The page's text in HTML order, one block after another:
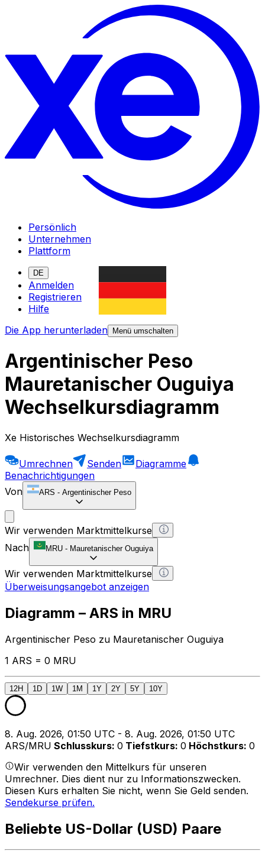
Persönlich
Unternehmen
Plattform
DE
Anmelden
Registrieren
Hilfe
Die App herunterladen
Menü umschalten
Argentinischer Peso
Mauretanischer Ouguiya
Wechselkursdiagramm
Xe Historisches Wechselkursdiagramm
Umrechnen Senden
Diagramme
Benachrichtigungen
Von
ARS - Argentinischer Peso
Wir verwenden Marktmittelkurse
Nach
MRU - Mauretanischer Ouguiya
Wir verwenden Marktmittelkurse
Überweisungsangebot anzeigen
Diagramm – ARS in MRU
Argentinischer Peso zu Mauretanischer Ouguiya
1 ARS = 0 MRU
12H 1D 1W 1M 1Y 2Y 5Y 10Y
8. Aug. 2026, 01:50 UTC - 8. Aug. 2026, 01:50 UTC
ARS/MRU Schlusskurs: 0 Tiefstkurs: 0 Höchstkurs: 0
Wir verwenden den Mittelkurs für unseren
Umrechner. Dies dient nur zu Informationszwecken.
Diesen Kurs erhalten Sie nicht, wenn Sie Geld senden.
Sendekurse prüfen.
Beliebte US-Dollar (USD) Paare